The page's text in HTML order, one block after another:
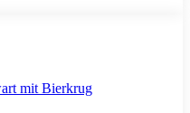
mit Bierkrug